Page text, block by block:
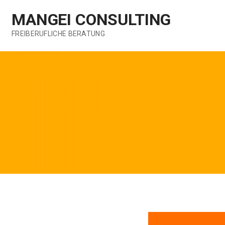
Inhalt
springen
MANGEI CONSULTING
FREIBERUFLICHE BERATUNG